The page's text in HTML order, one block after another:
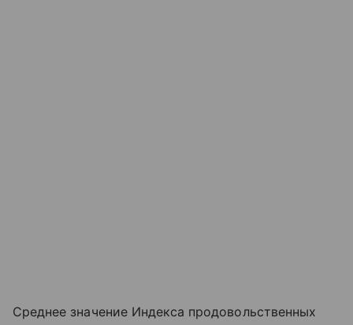
Среднее значение Индекса продовольственных